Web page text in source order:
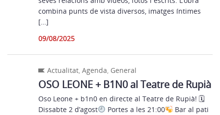
combina punts de vista diversos, imatges íntimes
[…]
09/08/2025
Actualitat,Agenda, General
OSO LEONE + B1N0 al Teatre de Rupià
Oso Leone + b1n0 en directe al Teatre de Rupià! 🗓
Dissabte 2 d’agost
Portes a les 21:00
Bar al pati